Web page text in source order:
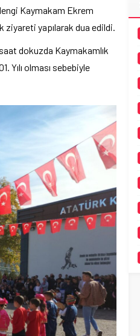
Kaymakam Ekrem
ziyareti yapılarak dua edildi.
dokuzda Kaymakamlık
Yılı olması sebebiyle